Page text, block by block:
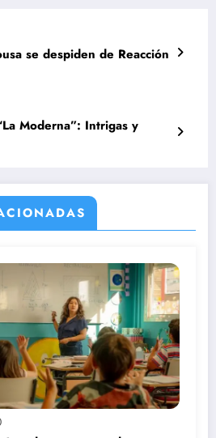
se despiden de Reacción
Moderna”: Intrigas y